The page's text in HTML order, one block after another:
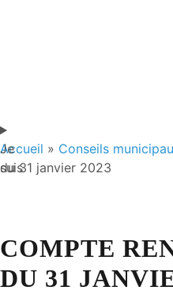
Je
suis
Accueil » Conseils
du 31 janvier 2023
COMPTE
DU 31